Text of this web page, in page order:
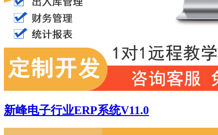
新峰电子行业ERP系统V11.0